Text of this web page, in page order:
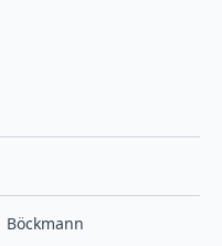
Böckmann